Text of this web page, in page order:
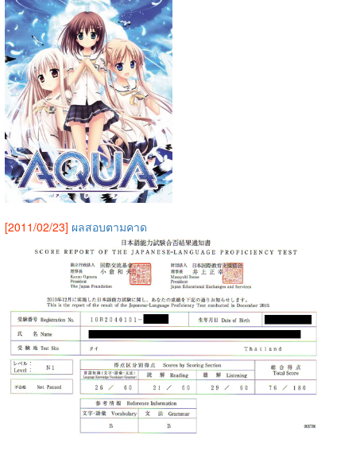
[2011/02/23] ผลสอบตามคาด